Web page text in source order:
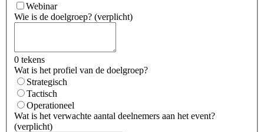
Webinar
Wie is de doelgroep? (verplicht)
0 tekens
Wat is het profiel van de doelgroep?
Strategisch
Tactisch
Operationeel
Wat is het verwachte aantal deelnemers aan het event?
(verplicht)